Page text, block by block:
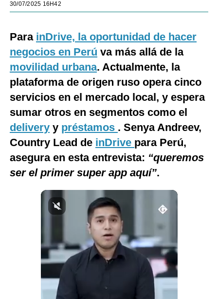
30/07/2025 16H42
Para inDrive, la oportunidad de hacer
negocios en Perú va más allá de la
movilidad urbana. Actualmente, la
plataforma de origen ruso opera cinco
servicios en el mercado local, y espera
sumar otros en segmentos como el
delivery y préstamos . Senya Andreev,
Country Lead de inDrive para Perú,
asegura en esta entrevista: “queremos
ser el primer super app aquí”.